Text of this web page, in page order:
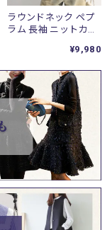
ラウンドネック ペプ
ラム 長袖 ニットカー
¥9,980